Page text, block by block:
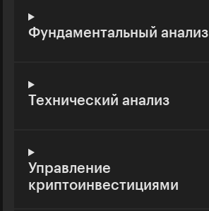
Фундаментальный анализ
Технический анализ
Управление
криптоинвестициями